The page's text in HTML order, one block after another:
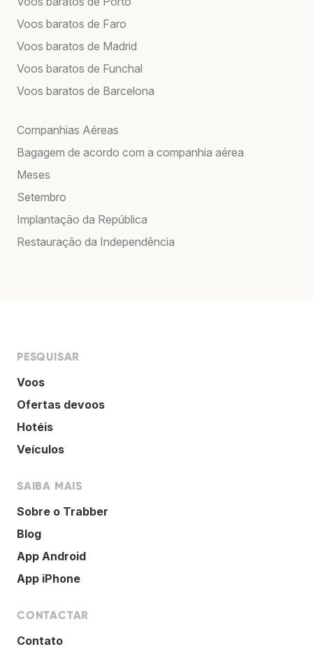
Voos baratos de Faro
Voos baratos de Madrid
Voos baratos de Funchal
Voos baratos de Barcelona
Companhias Aéreas
Bagagem de acordo com a companhia aérea
Meses
Setembro
Implantação da República
Restauração da Independência
PESQUISAR
Voos
Ofertas devoos
Hotéis
Veículos
SAIBA MAIS
Sobre o Trabber
Blog
App Android
App iPhone
CONTACTAR
Contato